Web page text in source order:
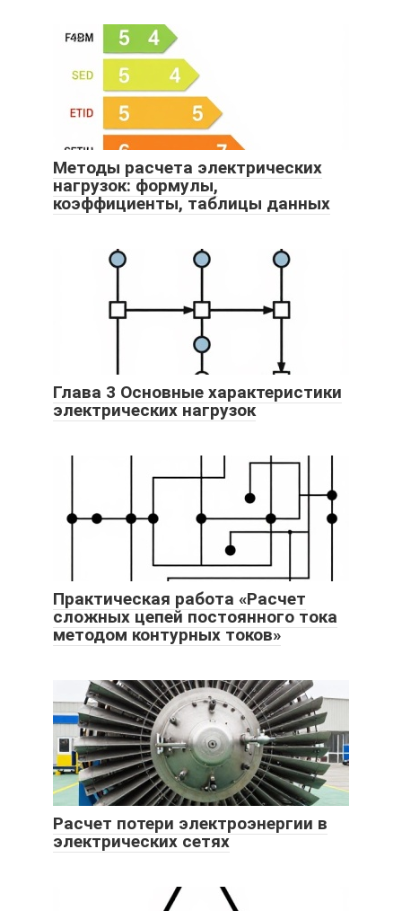
Методы расчета электрических
нагрузок: формулы,
коэффициенты, таблицы данных
Глава 3 Основные характеристики
электрических нагрузок
Практическая работа «Расчет
сложных цепей постоянного тока
методом контурных токов»
Расчет потери электроэнергии в
электрических сетях